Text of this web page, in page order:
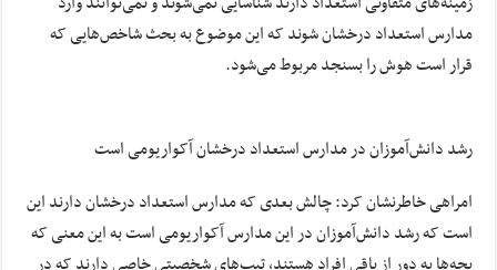
مدارس استعداد درخشان شوند که این موضوع به بحث شاخص‌هایی که
قرار است هوش را بسنجد مربوط می‌شود.
رشد دانش‌آموزان در مدارس استعداد درخشان آکواریومی است
امراهی خاطرنشان کرد: چالش بعدی که مدارس استعداد درخشان دارند این
است که رشد دانش‌آموزان در این مدارس آکواریومی است به این معنی که